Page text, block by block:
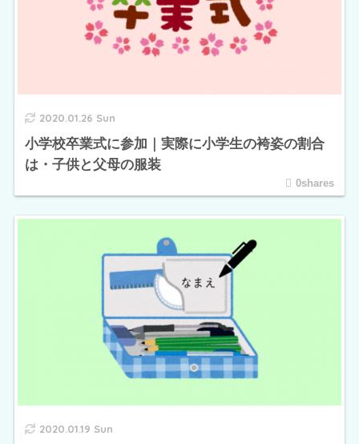
2020.01.26 Sun
小学校卒業式に参加｜実際に小学生の袴姿の割合
は・子供と父母の服装
0shares
2020.01.19 Sun